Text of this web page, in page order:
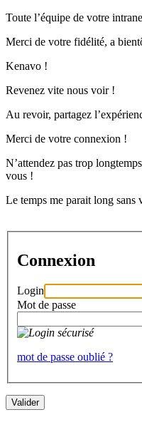
Toute l’équipe de votre
Merci de votre fidélité, a
Kenavo !
Revenez vite nous voir !
Au revoir, partagez
Merci de votre connexion !
N’attendez pas trop
vous !
Le temps me parait long sans
Connexion
Login
Mot de passe
mot de passe oublié ?